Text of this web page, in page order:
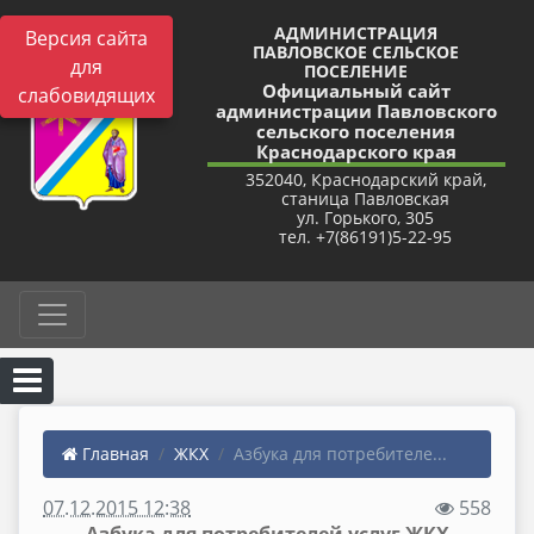
Версия сайта
для
слабовидящих
АДМИНИСТРАЦИЯ
ПАВЛОВСКОЕ СЕЛЬСКОЕ
ПОСЕЛЕНИЕ
Официальный сайт
администрации Павловского
сельского поселения
Краснодарского края
352040, Краснодарский край,
станица Павловская
ул. Горького, 305
тел. +7(86191)5-22-95
Главная ЖКХ Азбука для потребителе...
07.12.2015 12:38
558